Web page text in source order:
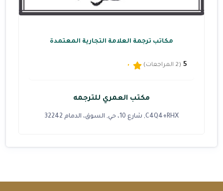
مكاتب ترجمة العلامة التجارية المعتمدة
5 (2 المراجعات)
مكتب العمري للترجمه
C4Q4+RHX, شارع 10، حي, السوق، الدمام 32242